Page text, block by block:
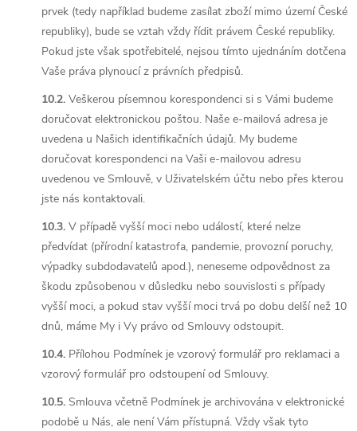
prvek (tedy například budeme zasílat zboží mimo území České
republiky), bude se vztah vždy řídit právem České republiky.
Pokud jste však spotřebitelé, nejsou tímto ujednáním dotčena
Vaše práva plynoucí z právních předpisů.
10.2. Veškerou písemnou korespondenci si s Vámi budeme
doručovat elektronickou poštou. Naše e-mailová adresa je
uvedena u Našich identifikačních údajů. My budeme
doručovat korespondenci na Vaši e-mailovou adresu
uvedenou ve Smlouvě, v Uživatelském účtu nebo přes kterou
jste nás kontaktovali.
10.3. V případě vyšší moci nebo událostí, které nelze
předvídat (přírodní katastrofa, pandemie, provozní poruchy,
výpadky subdodavatelů apod.), neneseme odpovědnost za
škodu způsobenou v důsledku nebo souvislosti s případy
vyšší moci, a pokud stav vyšší moci trvá po dobu delší než 10
dnů, máme My i Vy právo od Smlouvy odstoupit.
10.4. Přílohou Podmínek je vzorový formulář pro reklamaci a
vzorový formulář pro odstoupení od Smlouvy.
10.5. Smlouva včetně Podmínek je archivována v elektronické
podobě u Nás, ale není Vám přístupná. Vždy však tyto